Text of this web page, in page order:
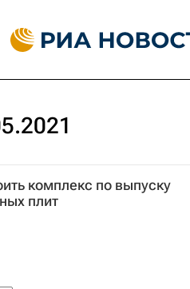
комплекс по выпуску
плит